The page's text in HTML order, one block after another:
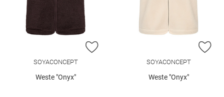
ZUR WUNSCHLISTE HINZUFÜGEN
SOYACONCEPT
Weste "Onyx"
SOYACONCEPT
Weste "Onyx"